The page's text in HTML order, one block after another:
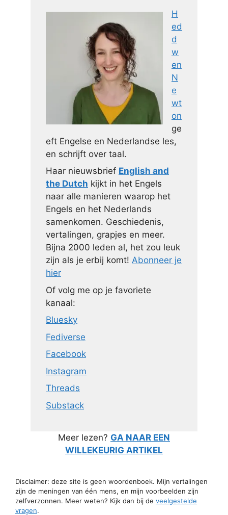
H
ed
d
w
en
N
e
wt
on
ge
eft Engelse en Nederlandse les,
en schrijft over taal.
Haar nieuwsbrief English and
the Dutch kijkt in het Engels
naar alle manieren waarop het
Engels en het Nederlands
samenkomen. Geschiedenis,
vertalingen, grapjes en meer.
Bijna 2000 leden al, het zou leuk
zijn als je erbij komt! Abonneer je
hier
Of volg me op je favoriete
kanaal:
Bluesky
Fediverse
Facebook
Instagram
Threads
Substack
Meer lezen? GA NAAR EEN
WILLEKEURIG ARTIKEL
Disclaimer: deze site is geen woordenboek. Mijn vertalingen
zijn de meningen van één mens, en mijn voorbeelden zijn
zelfverzonnen. Meer weten? Kijk dan bij de veelgestelde
vragen.